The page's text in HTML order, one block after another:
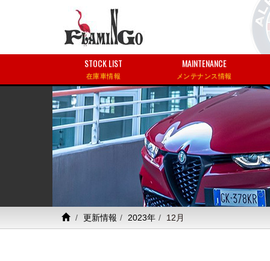
STOCK LIST
在庫車情報
MAINTENANCE
メンテナンス情報
更新情報 2023年 12月